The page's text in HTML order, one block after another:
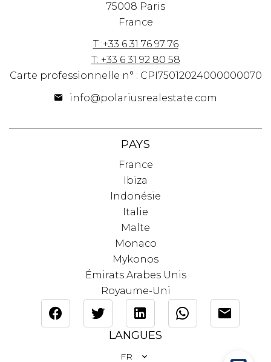
75008 Paris
France
T :+33 6 31 76 97 76
T: +33 6 31 92 80 58
Carte professionnelle n° : CPI75012024000000070
info@polariusrealestate.com
PAYS
France
Ibiza
Indonésie
Italie
Malte
Monaco
Mykonos
Émirats Arabes Unis
Royaume-Uni
LANGUES
FR